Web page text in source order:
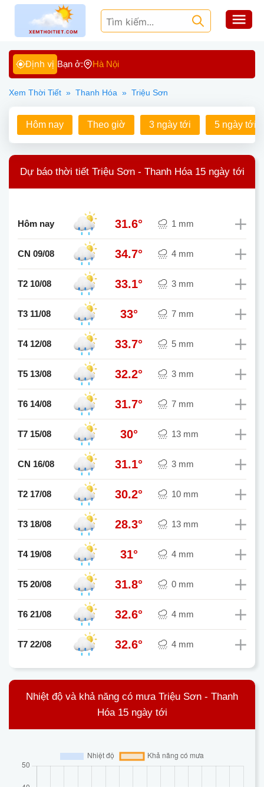
Định vị Bạn ở: Hà Nội
Xem Thời Tiết » Thanh Hóa » Triệu Sơn
Hôm nay Theo giờ 3 ngày tới 5 ngày tới
Dự báo thời tiết Triệu Sơn - Thanh Hóa 15 ngày tới
Hôm nay 31.6° 1 mm
CN 09/08 34.7° 4 mm
T2 10/08 33.1° 3 mm
T3 11/08 33° 7 mm
T4 12/08 33.7° 5 mm
T5 13/08 32.2° 3 mm
T6 14/08 31.7° 7 mm
T7 15/08 30° 13 mm
CN 16/08 31.1° 3 mm
T2 17/08 30.2° 10 mm
T3 18/08 28.3° 13 mm
T4 19/08 31° 4 mm
T5 20/08 31.8° 0 mm
T6 21/08 32.6° 4 mm
T7 22/08 32.6° 4 mm
Nhiệt độ và khả năng có mưa Triệu Sơn - Thanh
Hóa 15 ngày tới